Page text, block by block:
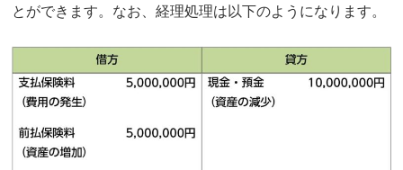
とができます。なお、経理処理は以下のようになります。